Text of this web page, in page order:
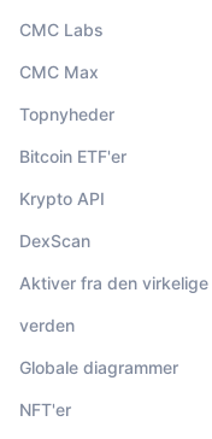
CMC Labs
CMC Max
Topnyheder
Bitcoin ETF'er
Krypto API
DexScan
Aktiver fra den virkelige
verden
Globale diagrammer
NFT'er